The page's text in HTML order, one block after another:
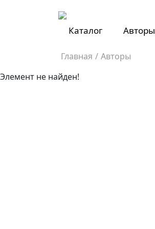
Каталог Авторы
Главная / Авторы
Элемент не найден!